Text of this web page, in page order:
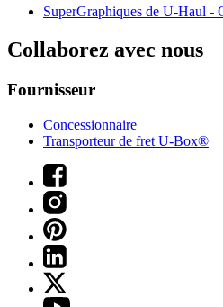
SuperGraphiques de U-Haul -
Collaborez avec nous
Fournisseur
Concessionnaire
Transporteur de fret U-Box®